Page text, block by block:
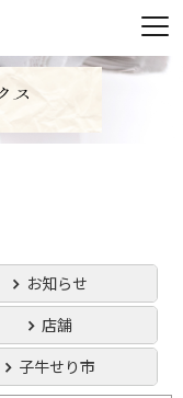
お知らせ
店舗
子牛せり市